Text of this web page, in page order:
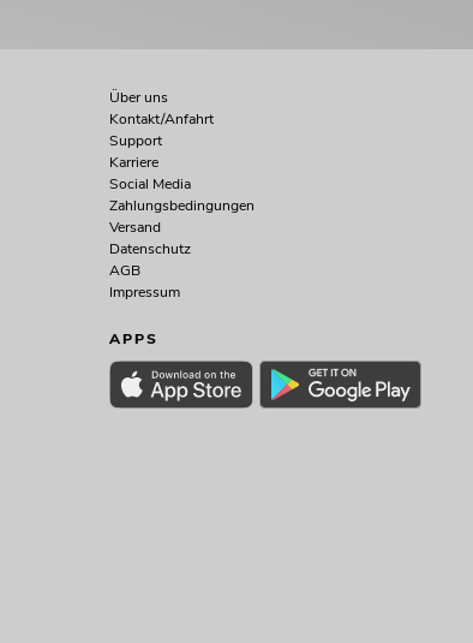
Über uns
Kontakt/Anfahrt
Support
Karriere
Social Media
Zahlungsbedingungen
Versand
Datenschutz
AGB
Impressum
APPS